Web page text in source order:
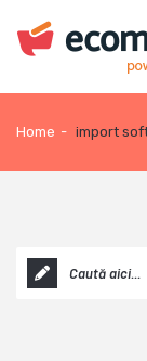
Home - import